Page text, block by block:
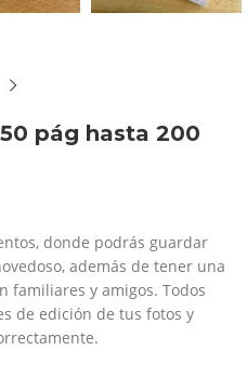
pág hasta 200
donde podrás guardar
además de tener una
familiares y amigos. Todos
de edición de tus fotos y